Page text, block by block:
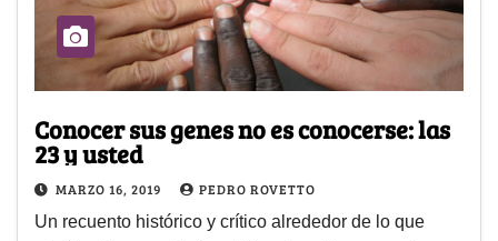
Conocer sus genes no es conocerse: las
23 y usted
MARZO 16, 2019 PEDRO ROVETTO
Un recuento histórico y crítico alrededor de lo que